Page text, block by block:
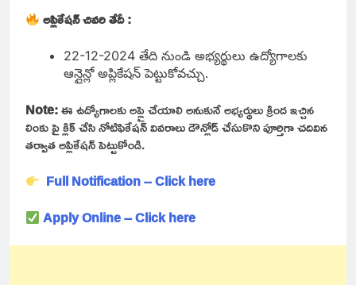
అప్లికేషన్ చివరి తేదీ :
22-12-2024 తేది నుండి అభ్యర్థులు ఉద్యోగాలకు
ఆన్లైన్లో అప్లికేషన్ పెట్టుకోవచ్చు.
Note:ఈ ఉద్యోగాలకు అప్లై చేయాలి అనుకునే అభ్యర్థులు క్రింద ఇచ్చిన
లింకు పై క్లిక్ చేసి నోటిఫికేషన్ వివరాలు డౌన్లోడ్ చేసుకొని పూర్తిగా చదివిన
తర్వాత అప్లికేషన్ పెట్టుకోండి.
Full Notification – Click here
Apply Online – Click here